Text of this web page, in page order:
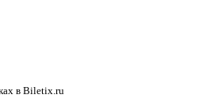
в Biletix.ru